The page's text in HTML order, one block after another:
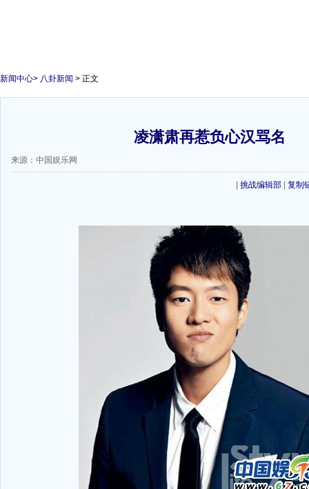
新闻中心> 八卦新闻 > 正文
凌潇肃再惹负心汉骂名
来源：中国娱乐网
挑战编辑部 复制